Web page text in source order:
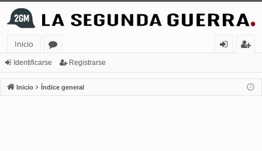
Inicio
or
os
nt
ifi
ist
ra
Identificarse Registrarse
Inicio Índice general